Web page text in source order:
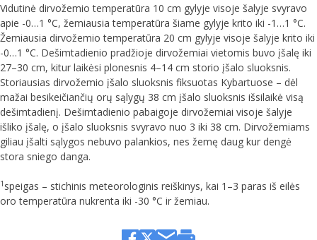
Vidutinė dirvožemio temperatūra 10 cm gylyje visoje šalyje svyravo
apie -0…1 °C, žemiausia temperatūra šiame gylyje krito iki -1…1 °C.
Žemiausia dirvožemio temperatūra 20 cm gylyje visoje šalyje krito iki
-0…1 °C. Dešimtadienio pradžioje dirvožemiai vietomis buvo įšalę iki
27–30 cm, kitur laikėsi plonesnis 4–14 cm storio įšalo sluoksnis.
Storiausias dirvožemio įšalo sluoksnis fiksuotas Kybartuose – dėl
mažai besikeičiančių orų sąlygų 38 cm įšalo sluoksnis išsilaikė visą
dešimtadienį. Dešimtadienio pabaigoje dirvožemiai visoje šalyje
išliko įšalę, o įšalo sluoksnis svyravo nuo 3 iki 38 cm. Dirvožemiams
giliau įšalti sąlygos nebuvo palankios, nes žemę daug kur dengė
stora sniego danga.
1 speigas – stichinis meteorologinis reiškinys, kai 1–3 paras iš eilės
oro temperatūra nukrenta iki -30 °C ir žemiau.